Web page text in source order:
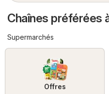
Chaînes préférées
Supermarchés
Offres